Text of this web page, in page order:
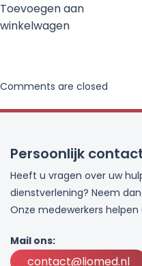
Toevoegen aan
winkelwagen
Comments are closed
Persoonlijk
Heeft u vragen over uw
dienstverlening? Neem
Onze medewerkers helpen
Mail ons:
contact@liomed.nl